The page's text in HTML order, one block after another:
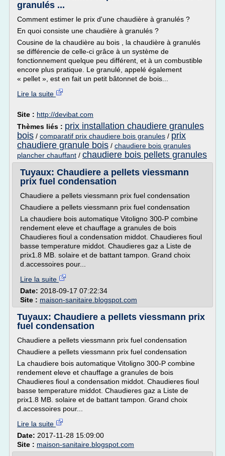
granulés ...
Comment estimer le prix d'une chaudière à granulés ?
En quoi consiste une chaudière à granulés ?
Cousine de la chaudière au bois , la chaudière à granulés
se différencie de celle-ci grâce à un système de
fonctionnement quelque peu différent, et à un combustible
encore plus pratique. Le granulé, appelé également
« pellet », est en fait un petit bâtonnet de bois...
Lire la suite
Site : http://devibat.com
Thèmes liés : prix installation chaudiere granules
bois / comparatif prix chaudiere bois granules / prix
chaudiere granule bois / chaudiere bois granules
plancher chauffant / chaudiere bois pellets granules
Tuyaux: Chaudiere a pellets viessmann
prix fuel condensation
Chaudiere a pellets viessmann prix fuel condensation
Chaudiere a pellets viessmann prix fuel condensation
La chaudiere bois automatique Vitoligno 300-P combine
rendement eleve et chauffage a granules de bois
Chaudieres fioul a condensation middot. Chaudieres fioul
basse temperature middot. Chaudieres gaz a Liste de
prix1.8 MB. solaire et de battant tampon. Grand choix
d.accessoires pour...
Lire la suite
Date: 2018-09-17 07:22:34
Site : maison-sanitaire.blogspot.com
Tuyaux: Chaudiere a pellets viessmann prix
fuel condensation
Chaudiere a pellets viessmann prix fuel condensation
Chaudiere a pellets viessmann prix fuel condensation
La chaudiere bois automatique Vitoligno 300-P combine
rendement eleve et chauffage a granules de bois
Chaudieres fioul a condensation middot. Chaudieres fioul
basse temperature middot. Chaudieres gaz a Liste de
prix1.8 MB. solaire et de battant tampon. Grand choix
d.accessoires pour...
Lire la suite
Date: 2017-11-28 15:09:00
Site : maison-sanitaire.blogspot.com